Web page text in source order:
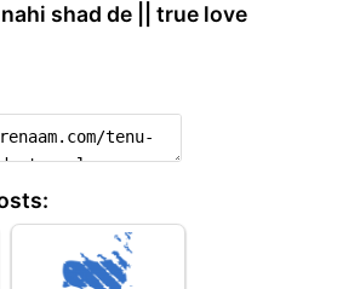
shad de || true love